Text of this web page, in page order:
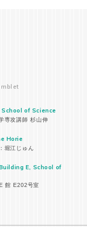
of Science
専攻講師 杉山伸
Horie
堀江じゅん
E, School of
館 E202号室